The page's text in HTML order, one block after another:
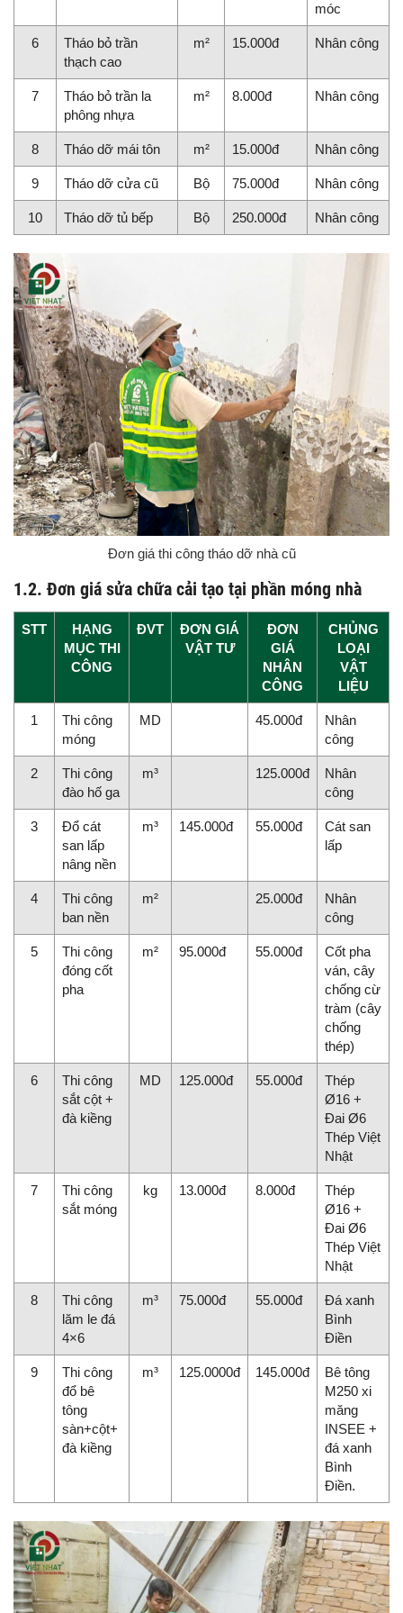
móc
6
Tháo bỏ trần
thạch cao
m² 15.000đ Nhân công
7
Tháo bỏ trần la
phông nhựa
m² 8.000đ Nhân công
8 Tháo dỡ mái tôn m² 15.000đ Nhân công
9 Tháo dỡ cửa cũ Bộ 75.000đ Nhân công
10 Tháo dỡ tủ bếp Bộ 250.000đ Nhân công
Đơn giá thi công tháo dỡ nhà cũ
1.2. Đơn giá sửa chữa cải tạo tại phần móng nhà
STT
HẠNG
MỤC THI
CÔNG
ĐVT
ĐƠN GIÁ
VẬT TƯ
ĐƠN
GIÁ
NHÂN
CÔNG
CHỦNG
LOẠI
VẬT
LIỆU
1
Thi công
móng
MD 45.000đ
Nhân
công
2
Thi công
đào hố ga
m³ 125.000đ
Nhân
công
3
Đổ cát
san lấp
nâng nền
m³ 145.000đ 55.000đ
Cát san
lấp
4
Thi công
ban nền
m² 25.000đ
Nhân
công
5
Thi công
đóng cốt
pha
m² 95.000đ 55.000đ
Cốt pha
ván, cây
chống cừ
tràm (cây
chống
thép)
6
Thi công
sắt cột +
đà kiềng
MD 125.000đ 55.000đ
Thép
Ø16 +
Đai Ø6
Thép Việt
Nhật
7
Thi công
sắt móng
kg 13.000đ 8.000đ
Thép
Ø16 +
Đai Ø6
Thép Việt
Nhật
8
Thi công
lăm le đá
4×6
m³ 75.000đ 55.000đ
Đá xanh
Bình
Điền
9
Thi công
đổ bê
tông
sàn+cột+
đà kiềng
m³ 125.0000đ 145.000đ
Bê tông
M250 xi
măng
INSEE +
đá xanh
Bình
Điền.